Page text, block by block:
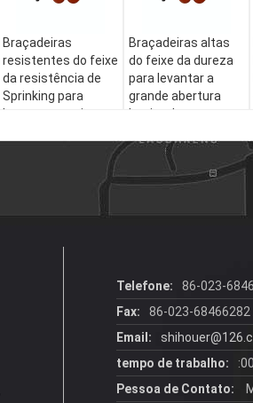
Braçadeiras
resistentes do feixe
da resistência de
Sprinking para
levantar o projeto
Braçadeiras altas
do feixe da dureza
para levantar a
grande abertura
bonita de
Telefone:
86-023-
Fax:
86-023-68466282
Email:
tempo de trabalho:
Pessoa de Contato: